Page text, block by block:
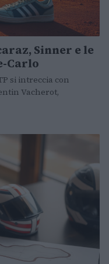
Sinner e le
Carlo
si intreccia con
Vacherot,